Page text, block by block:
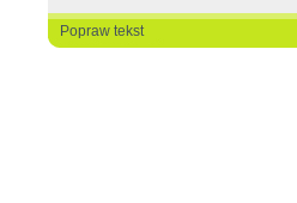
Popraw tekst